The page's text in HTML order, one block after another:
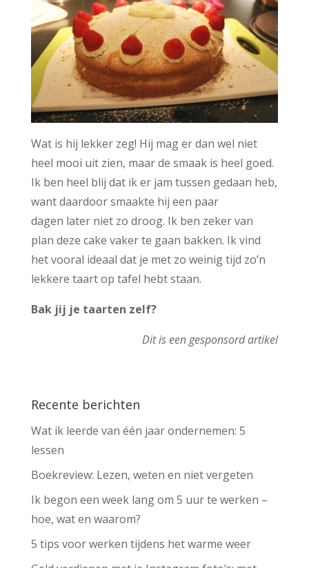
Wat is hij lekker zeg! Hij mag er dan wel niet
heel mooi uit zien, maar de smaak is heel goed.
Ik ben heel blij dat ik er jam tussen gedaan heb,
want daardoor smaakte hij een paar
dagen later niet zo droog. Ik ben zeker van
plan deze cake vaker te gaan bakken. Ik vind
het vooral ideaal dat je met zo weinig tijd zo’n
lekkere taart op tafel hebt staan.
Bak jij je taarten zelf?
Dit is een gesponsord artikel
Recente berichten
Wat ik leerde van één jaar ondernemen: 5
lessen
Boekreview: Lezen, weten en niet vergeten
Ik begon een week lang om 5 uur te werken –
hoe, wat en waarom?
5 tips voor werken tijdens het warme weer